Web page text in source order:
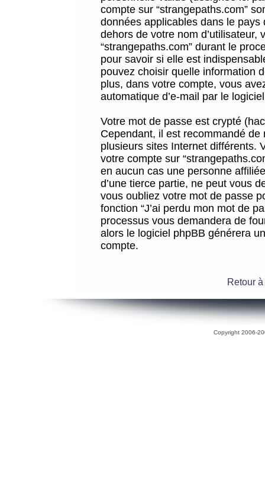
compte sur “strangepaths.com”
données applicables dans le
dehors de votre nom
“strangepaths.com” durant le
pour savoir si elle est
pouvez choisir quelle information
plus, dans votre compte, vous
automatique d’e-mail par le
Votre mot de passe est crypté
Cependant, il est recommandé
plusieurs sites Internet différents.
votre compte sur
en aucun cas une personne
d’une tierce partie, ne peut vous
vous oubliez votre mot de passe
fonction “J’ai perdu mon mot de
processus vous demandera de
alors le logiciel phpBB générera
compte.
Retour
Copyright 2006-